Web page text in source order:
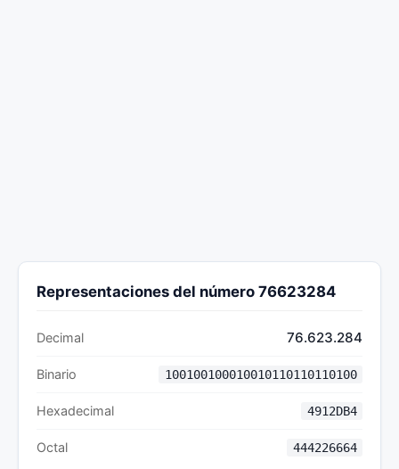
Representaciones del número 76623284
Decimal 76.623.284
Binario 100100100010010110110110100
Hexadecimal 4912DB4
Octal 444226664